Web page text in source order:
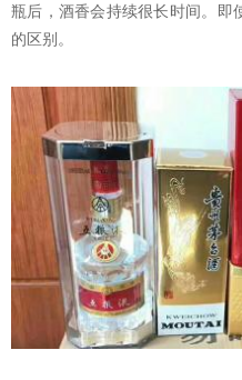
瓶后，酒香会持续很长时间。即
的区别。